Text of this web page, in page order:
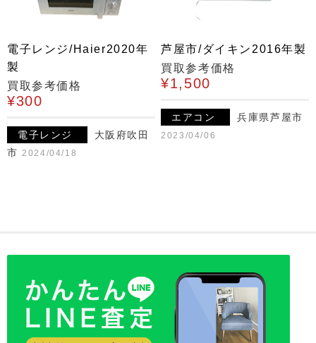
電子レンジ/Haier2020年
製
買取参考価格
¥300
電子レンジ
大阪府吹田
市 2024/04/18
芦屋市/ダイキン2016年製
買取参考価格
¥1,500
エアコン 兵庫県芦屋市
2023/04/06